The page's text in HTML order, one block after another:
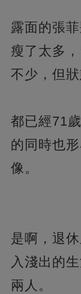
露面的張
瘦了太多
不少，但
都已經71
的同時也
像。
是啊，退
入淺出的
兩人。